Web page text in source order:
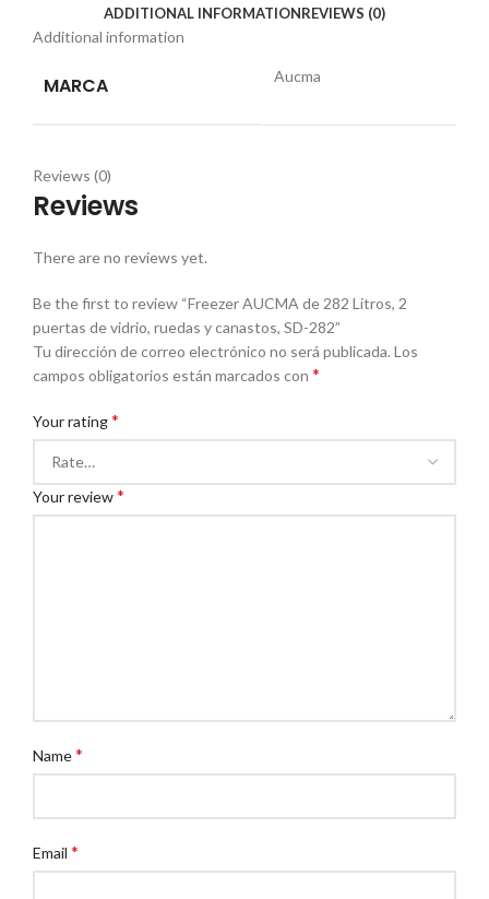
ADDITIONAL INFORMATIONREVIEWS (0)
Additional information
MARCA Aucma
Reviews (0)
Reviews
There are no reviews yet.
Be the first to review “Freezer AUCMA de 282 Litros, 2
puertas de vidrio, ruedas y canastos, SD-282”
Tu dirección de correo electrónico no será publicada.Los
campos obligatorios están marcados con *
Your rating*
Your review*
Name*
Email *